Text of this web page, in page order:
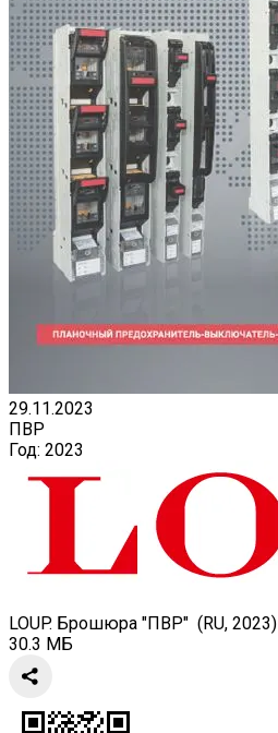
29.11.2023
ПВР
Год: 2023
LOUP. Брошюра "ПВР" (RU, 2023)
30.3 МБ